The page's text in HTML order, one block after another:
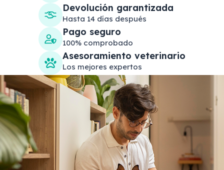
Devolución garantizada
Hasta 14 días después
Pago seguro
100% comprobado
Asesoramiento veterinario
Los mejores expertos